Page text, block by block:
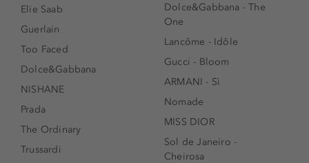
Elie Saab
Guerlain
Too Faced
Dolce&Gabbana
NISHANE
Prada
The Ordinary
Trussardi
Dolce&Gabbana - The
One
Lancôme - Idôle
Gucci - Bloom
ARMANI - Sì
Nomade
MISS DIOR
Sol de Janeiro -
Cheirosa